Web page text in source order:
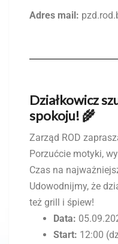
Adres mail:
Działkowicz
spokoju! 🌾
Zarząd ROD
Porzućcie motyki,
Czas na
Udowodnijmy, że
też grill i śpiew!
Data:
Start: 12:00